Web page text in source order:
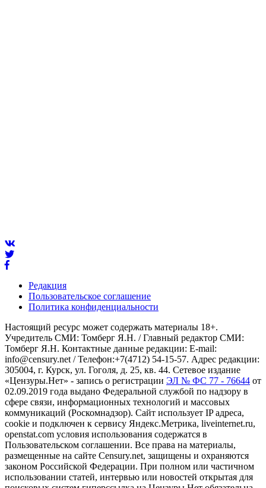
Редакция
Пользовательское соглашение
Политика конфиденциальности
Настоящий ресурс может содержать материалы 18+.
Учредитель СМИ: Томберг Я.Н. / Главный редактор СМИ:
Томберг Я.Н. Контактные данные редакции: E-mail:
info@censury.net / Телефон:+7(4712) 54-15-57. Адрес редакции:
305004, г. Курск, ул. Гоголя, д. 25, кв. 44. Сетевое издание
«Цензуры.Нет» - запись о регистрации ЭЛ № ФС 77 - 76644 от
02.09.2019 года выдано Федеральной службой по надзору в
сфере связи, информационных технологий и массовых
коммуникаций (Роскомнадзор). Сайт использует IP адреса,
cookie и подключен к сервису Яндекс.Метрика, liveinternet.ru,
openstat.com условия использования содержатся в
Пользовательском соглашении. Все права на материалы,
размещенные на сайте Censury.net, защищены и охраняются
законом Российской Федерации. При полном или частичном
использовании статей, интервью или новостей открытая для